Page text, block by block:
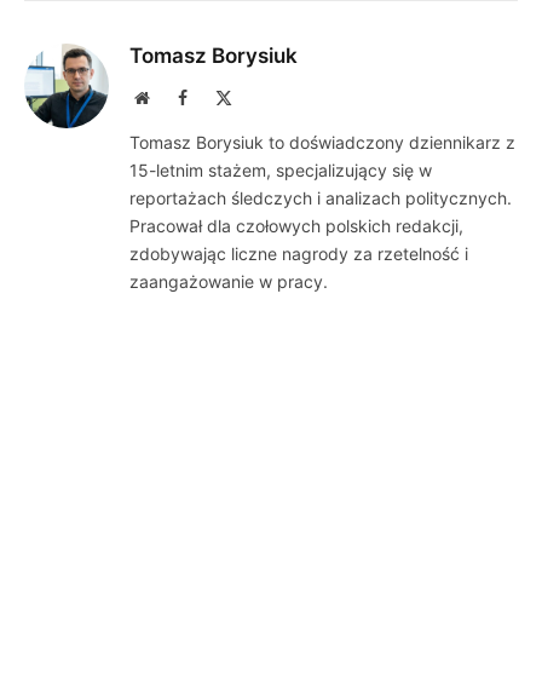
Tomasz Borysiuk
WebsiteFacebook
Tomasz Borysiuk to doświadczony dziennikarz z
15-letnim stażem, specjalizujący się w
reportażach śledczych i analizach politycznych.
Pracował dla czołowych polskich redakcji,
zdobywając liczne nagrody za rzetelność i
zaangażowanie w pracy.